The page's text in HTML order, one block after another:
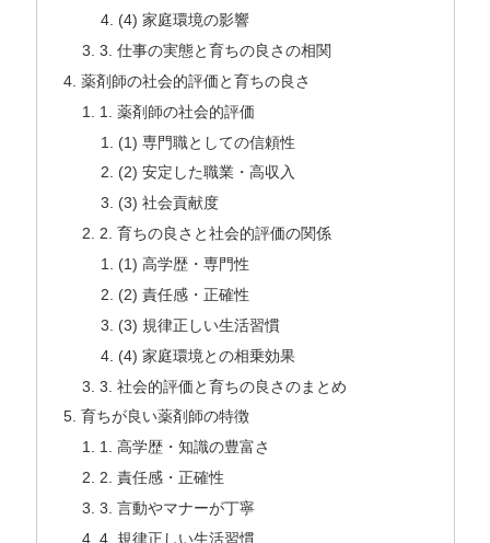
(4) 家庭環境の影響
3. 仕事の実態と育ちの良さの相関
薬剤師の社会的評価と育ちの良さ
1. 薬剤師の社会的評価
(1) 専門職としての信頼性
(2) 安定した職業・高収入
(3) 社会貢献度
2. 育ちの良さと社会的評価の関係
(1) 高学歴・専門性
(2) 責任感・正確性
(3) 規律正しい生活習慣
(4) 家庭環境との相乗効果
3. 社会的評価と育ちの良さのまとめ
育ちが良い薬剤師の特徴
1. 高学歴・知識の豊富さ
2. 責任感・正確性
3. 言動やマナーが丁寧
4. 規律正しい生活習慣